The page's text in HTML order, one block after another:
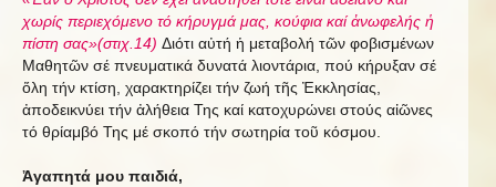
χωρίς περιεχόμενο τό κήρυγμά μας, κούφια καί ἀνωφελής ἡ
πίστη σας»(στιχ.14) Διότι αὐτή ἡ μεταβολή τῶν φοβισμένων
Μαθητῶν σέ πνευματικά δυνατά λιοντάρια, πού κήρυξαν σέ
ὅλη τήν κτίση, χαρακτηρίζει τήν ζωή τῆς Ἐκκλησίας,
ἀποδεικνύει τήν ἀλήθεια Της καί κατοχυρώνει στούς αἰῶνες
τό θρίαμβό Της μέ σκοπό τήν σωτηρία τοῦ κόσμου.
Ἀγαπητά μου παιδιά,